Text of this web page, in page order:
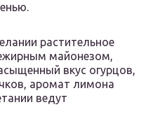
растительное
майонезом,
вкус огурцов,
аромат лимона
ведут